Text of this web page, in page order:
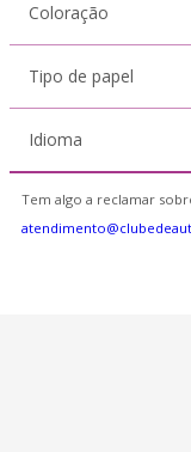
Coloração
Tipo de papel
Idioma
Tem algo a reclamar